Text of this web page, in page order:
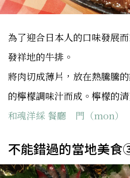
為了迎合日本人的口味發展
發祥地的牛排。
將肉切成薄片，放在熱騰騰
的檸檬調味汁而成。檸檬的
和魂洋綵 餐廳 門（mon）
不能錯過的當地美